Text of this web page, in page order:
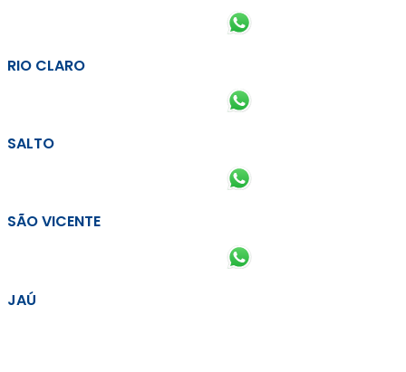
RIO CLARO
SALTO
SÃO VICENTE
JAÚ